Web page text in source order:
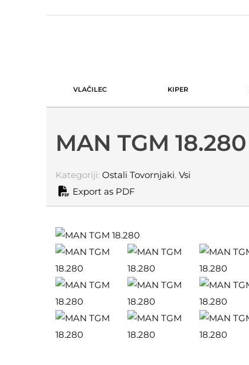
VLAČILEC KIPER
MAN TGM 18.280
Kategoriji: Ostali Tovornjaki, Vsi
Export as PDF